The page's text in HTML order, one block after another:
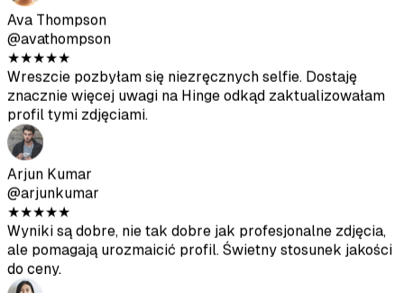
Mia Mitchell
@miamitchell
★★★★★
Po drugiej partii dostałam kilka świetnych zdjęć. Tylko
upewnij się, że przesyłasz wysokiej jakości zdjęcia
źródłowe.
Jason Park
@jasonpark
★★★★★
Dostałem naprawdę dobre zdjęcia po zastosowaniu się do
wytycznych przesyłania. Dużo taniej niż wynajęcie
fotografa.